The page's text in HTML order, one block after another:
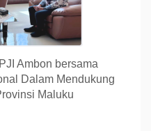
Ambon bersama
Dalam Mendukung
Maluku